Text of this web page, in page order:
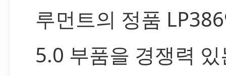
루먼트의 정품
5.0 부품을 경쟁력